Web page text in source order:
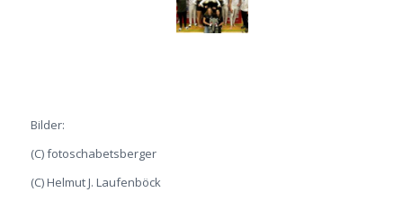
Bilder:
(C) fotoschabetsberger
(C) Helmut J. Laufenböck